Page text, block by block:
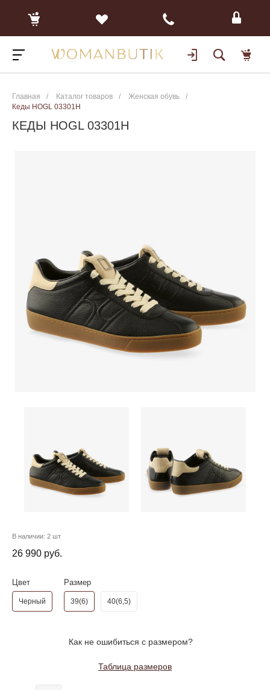
Главная / Каталог товаров / Женская обувь
/
Кеды HOGL 03301H
КЕДЫ HOGL 03301H
В наличии: 2 шт
26 990 руб.
Цвет
Черный
Размер
39(6) 40(6,5)
Как не ошибиться с размером?
Таблица размеров